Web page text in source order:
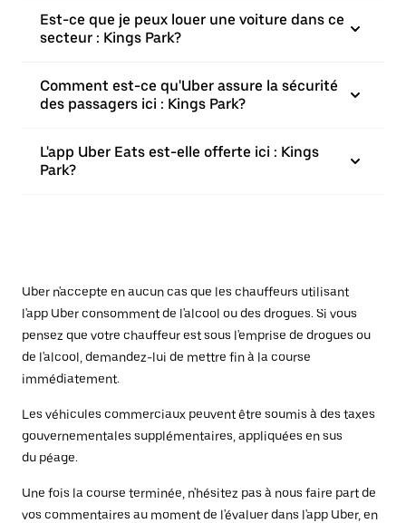
Est-ce que je peux louer une voiture dans ce
secteur : Kings Park?
Comment est-ce qu'Uber assure la sécurité
des passagers ici : Kings Park?
L'app Uber Eats est-elle offerte ici : Kings
Park?
Uber n'accepte en aucun cas que les chauffeurs utilisant
l'app Uber consomment de l'alcool ou des drogues. Si vous
pensez que votre chauffeur est sous l'emprise de drogues ou
de l'alcool, demandez-lui de mettre fin à la course
immédiatement.
Les véhicules commerciaux peuvent être soumis à des taxes
gouvernementales supplémentaires, appliquées en sus
du péage.
Une fois la course terminée, n'hésitez pas à nous faire part de
vos commentaires au moment de l'évaluer dans l'app Uber, en